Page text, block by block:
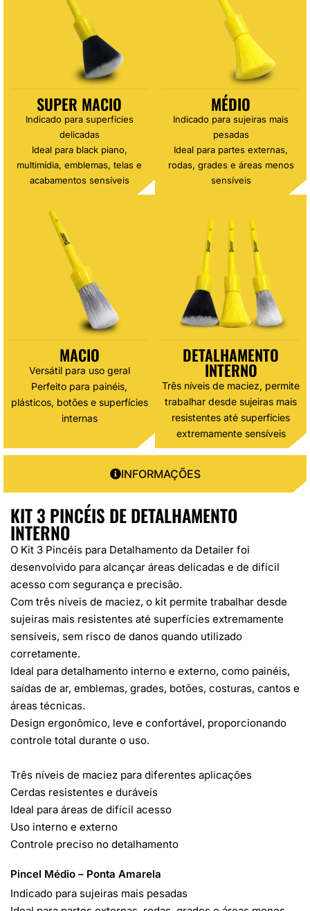
SUPER MACIO
Indicado para superfícies
delicadas
Ideal para black piano,
multimídia, emblemas, telas e
acabamentos sensíveis
MÉDIO
Indicado para sujeiras mais
pesadas
Ideal para partes externas,
rodas, grades e áreas menos
sensíveis
MACIO
Versátil para uso geral
Perfeito para painéis,
plásticos, botões e superfícies
internas
DETALHAMENTO
INTERNO
Três níveis de maciez, permite
trabalhar desde sujeiras mais
resistentes até superfícies
extremamente sensíveis
INFORMAÇÕES
KIT 3 PINCÉIS DE DETALHAMENTO
INTERNO
O Kit 3 Pincéis para Detalhamento da Detailer foi
desenvolvido para alcançar áreas delicadas e de difícil
acesso com segurança e precisão.
Com três níveis de maciez, o kit permite trabalhar desde
sujeiras mais resistentes até superfícies extremamente
sensíveis, sem risco de danos quando utilizado
corretamente.
Ideal para detalhamento interno e externo, como painéis,
saídas de ar, emblemas, grades, botões, costuras, cantos e
áreas técnicas.
Design ergonômico, leve e confortável, proporcionando
controle total durante o uso.
Três níveis de maciez para diferentes aplicações
Cerdas resistentes e duráveis
Ideal para áreas de difícil acesso
Uso interno e externo
Controle preciso no detalhamento
Pincel Médio – Ponta Amarela
Indicado para sujeiras mais pesadas